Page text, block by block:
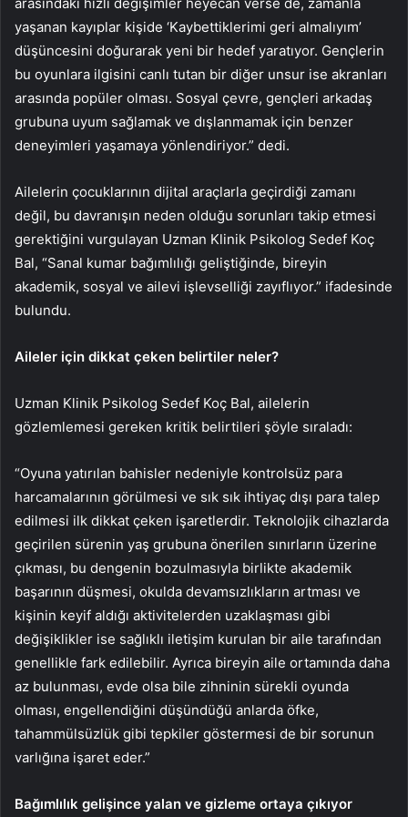
yaşanan kayıplar kişide ‘Kaybettiklerimi geri almalıyım’
düşüncesini doğurarak yeni bir hedef yaratıyor. Gençlerin
bu oyunlara ilgisini canlı tutan bir diğer unsur ise akranları
arasında popüler olması. Sosyal çevre, gençleri arkadaş
grubuna uyum sağlamak ve dışlanmamak için benzer
deneyimleri yaşamaya yönlendiriyor.” dedi.
Ailelerin çocuklarının dijital araçlarla geçirdiği zamanı
değil, bu davranışın neden olduğu sorunları takip etmesi
gerektiğini vurgulayan Uzman Klinik Psikolog Sedef Koç
Bal, “Sanal kumar bağımlılığı geliştiğinde, bireyin
akademik, sosyal ve ailevi işlevselliği zayıflıyor.” ifadesinde
bulundu.
Aileler için dikkat çeken belirtiler neler?
Uzman Klinik Psikolog Sedef Koç Bal, ailelerin
gözlemlemesi gereken kritik belirtileri şöyle sıraladı:
“Oyuna yatırılan bahisler nedeniyle kontrolsüz para
harcamalarının görülmesi ve sık sık ihtiyaç dışı para talep
edilmesi ilk dikkat çeken işaretlerdir. Teknolojik cihazlarda
geçirilen sürenin yaş grubuna önerilen sınırların üzerine
çıkması, bu dengenin bozulmasıyla birlikte akademik
başarının düşmesi, okulda devamsızlıkların artması ve
kişinin keyif aldığı aktivitelerden uzaklaşması gibi
değişiklikler ise sağlıklı iletişim kurulan bir aile tarafından
genellikle fark edilebilir. Ayrıca bireyin aile ortamında daha
az bulunması, evde olsa bile zihninin sürekli oyunda
olması, engellendiğini düşündüğü anlarda öfke,
tahammülsüzlük gibi tepkiler göstermesi de bir sorunun
varlığına işaret eder.”
Bağımlılık gelişince yalan ve gizleme ortaya çıkıyor